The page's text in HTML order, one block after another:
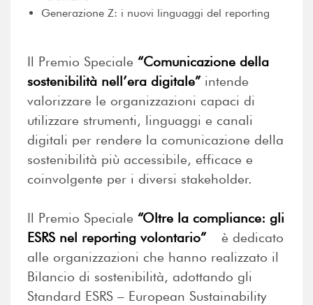
Generazione Z: i nuovi linguaggi del reporting
Il Premio Speciale “Comunicazione della
sostenibilità nell’era digitale”intende
valorizzare le organizzazioni capaci di
utilizzare strumenti, linguaggi e canali
digitali per rendere la comunicazione della
sostenibilità più accessibile, efficace e
coinvolgente per i diversi stakeholder.
Il Premio Speciale “Oltre la compliance: gli
ESRS nel reporting volontario”è dedicato
alle organizzazioni che hanno realizzato il
Bilancio di sostenibilità, adottando gli
Standard ESRS – European Sustainability